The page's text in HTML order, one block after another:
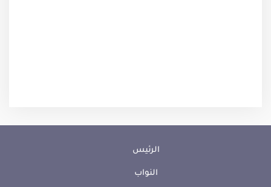
الرئيس
النواب